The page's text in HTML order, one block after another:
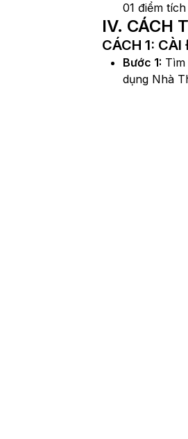
01 điểm
IV. CÁCH
CÁCH 1:
Bước 1:
dụng Nhà